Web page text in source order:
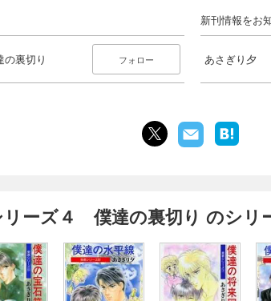
裏切り フォロー
新刊情報をお
あさぎり夕
ーズ４ 僕達の裏切り のシリ